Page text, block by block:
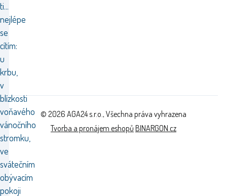
ti...
nejlépe
se
cítím:
u
krbu,
v
blízkosti
voňavého
vánočního
stromku,
ve
svátečním
obývacím
pokoji
© 2026 AGA24 s.r.o., Všechna práva vyhrazena
Tvorba a pronájem eshopů BINARGON.cz